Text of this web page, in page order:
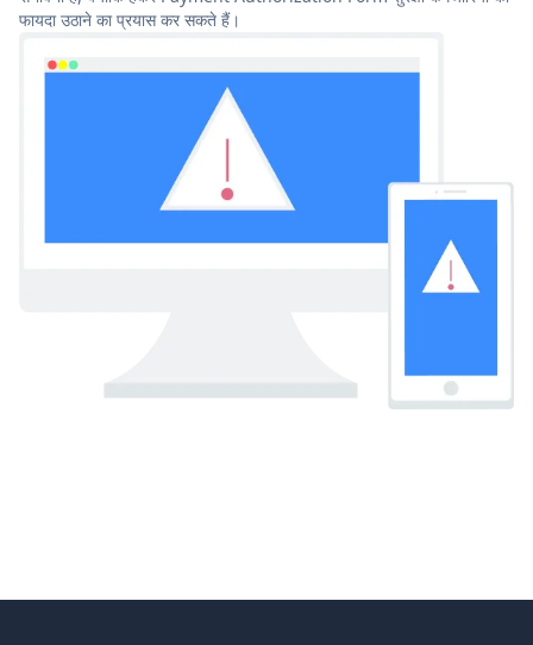
फायदा उठाने का प्रयास कर सकते हैं।